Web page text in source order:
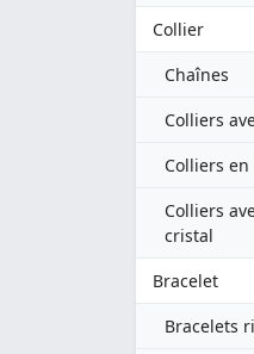
Collier
Chaînes
Colliers
Colliers
Colliers
cristal
Bracelet
Bracelets